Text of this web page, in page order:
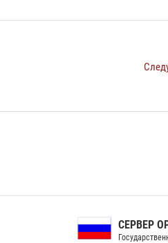
СЕРВЕР ОРГАНОВ
Государственной власти РФ